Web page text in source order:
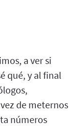
a ver si
qué, y al final
de meternos
números